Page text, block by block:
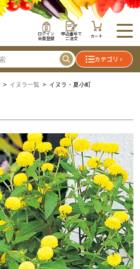
ログイン
会員登録
申込番号で
ご注文 カート
カテゴリ
> イヌラ一覧 > イヌラ・夏小町